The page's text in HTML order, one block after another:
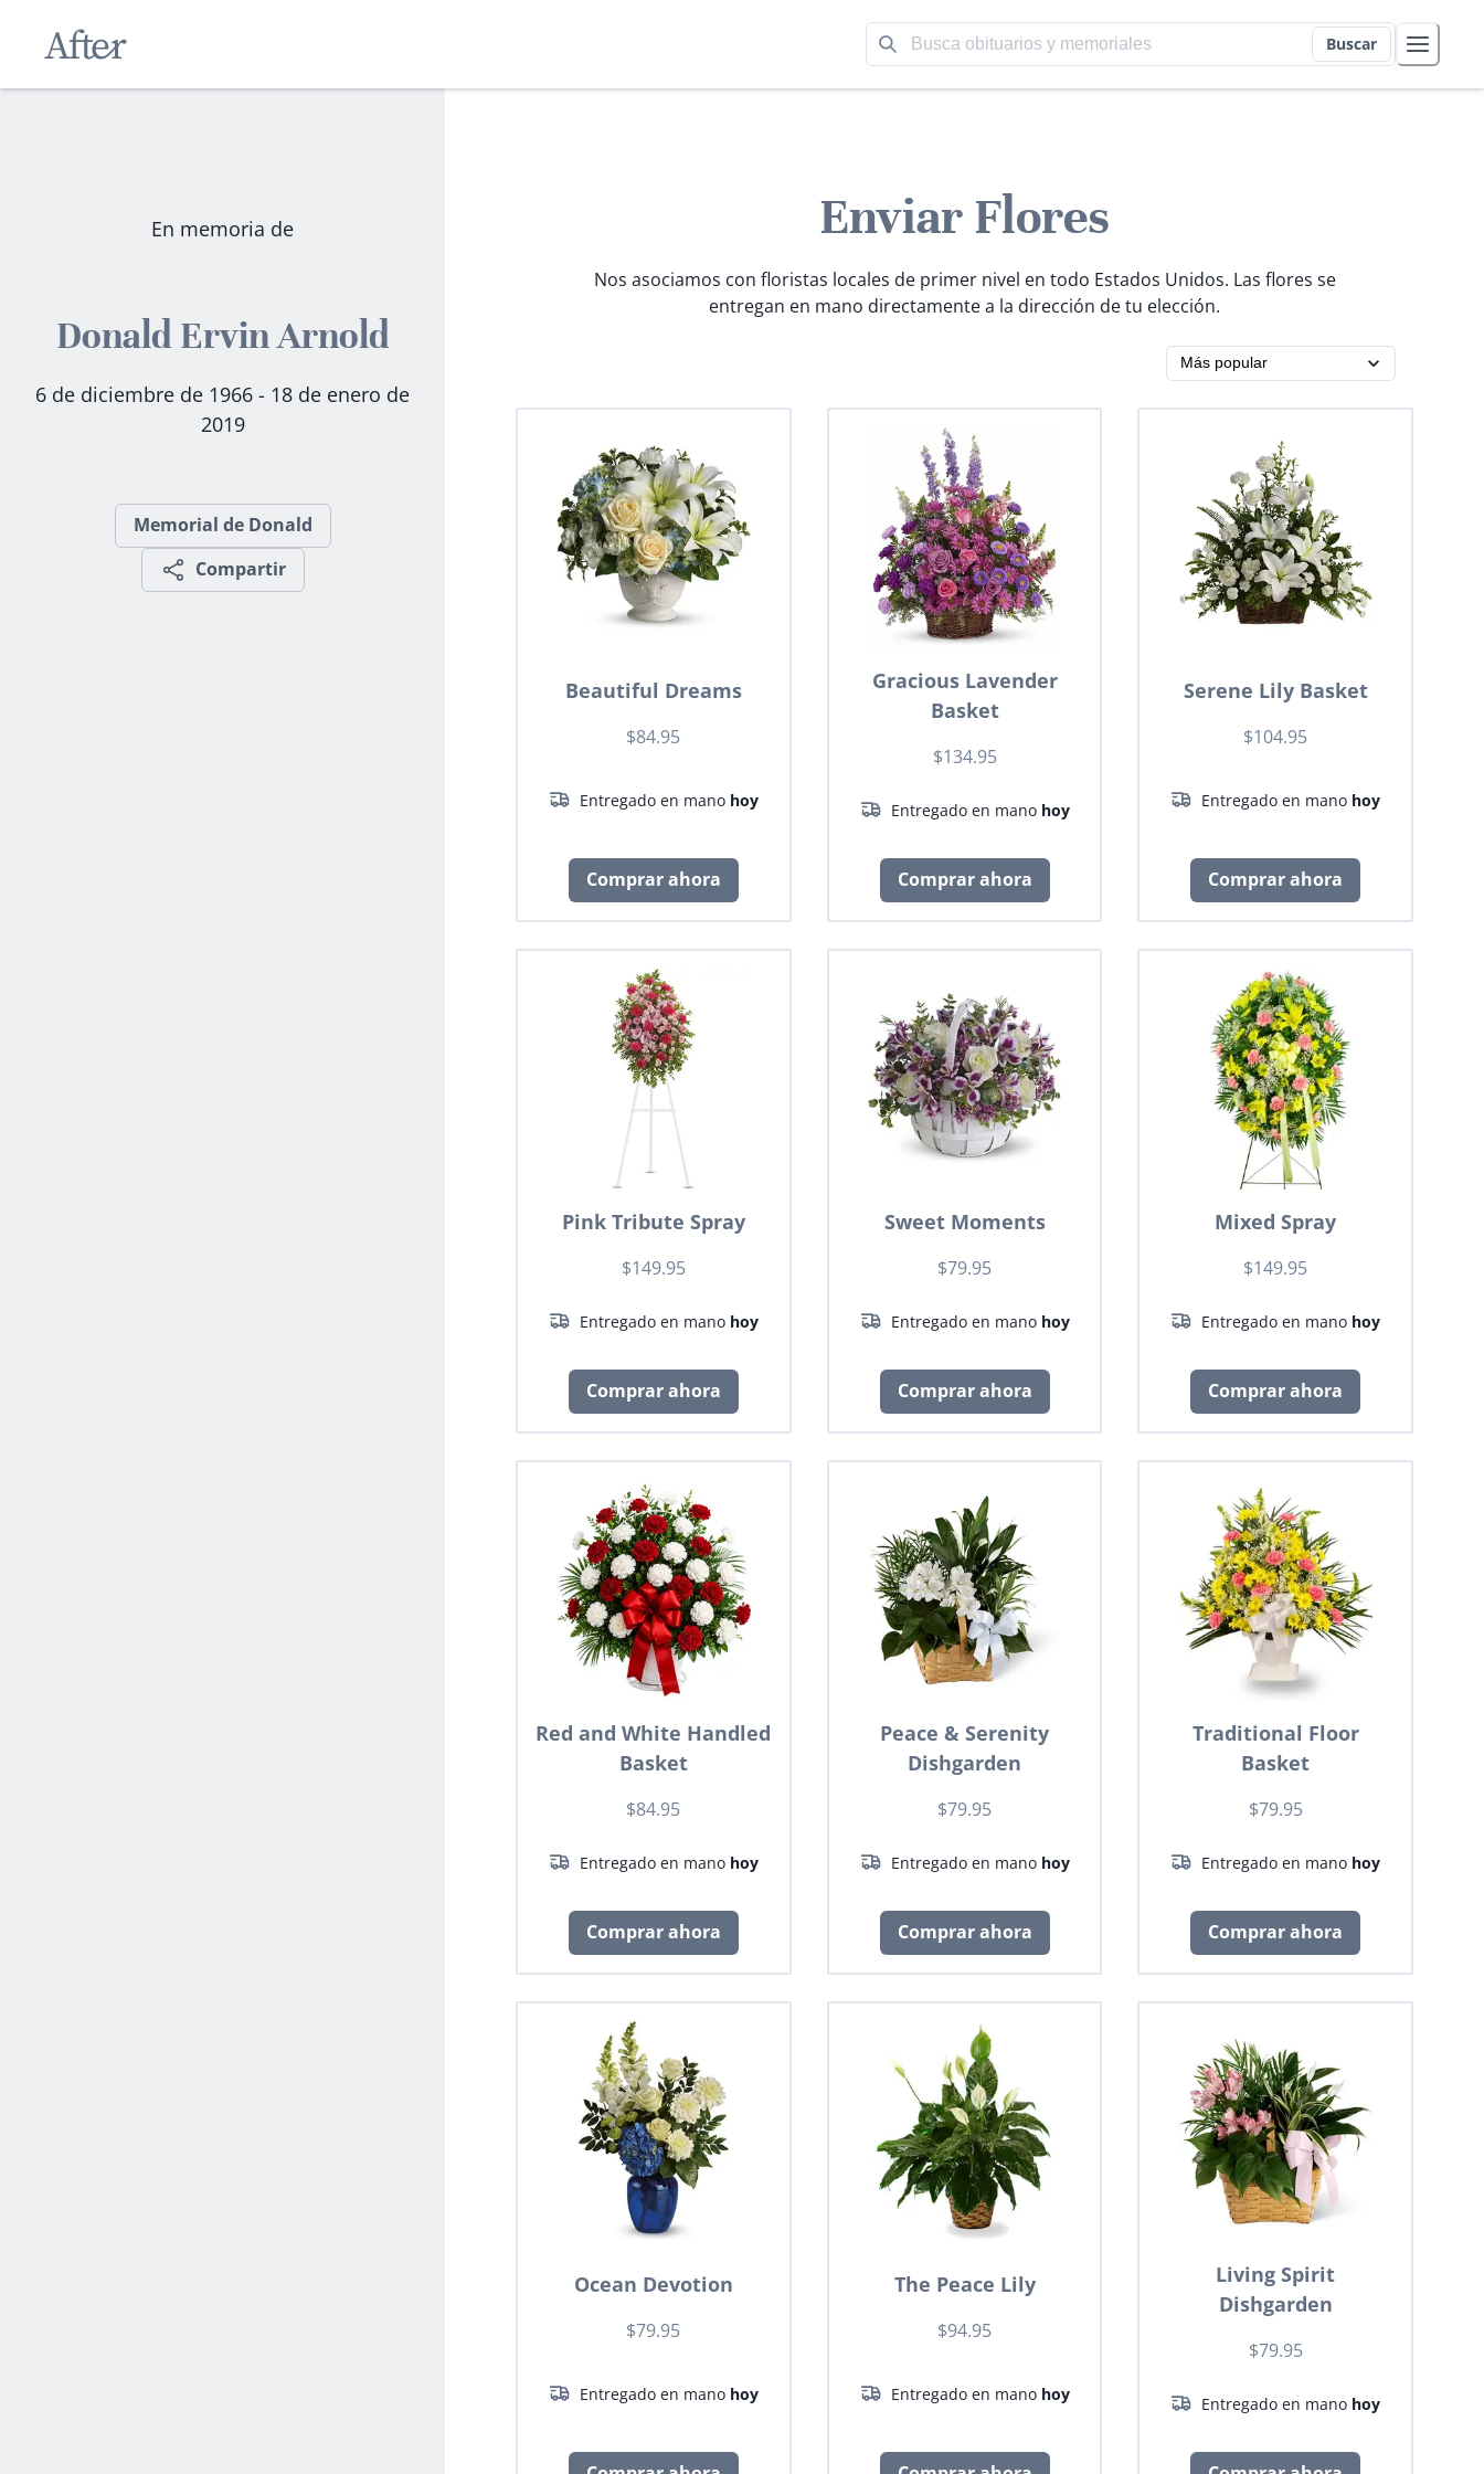
Buscar
En memoria de
Donald Ervin Arnold
6 de diciembre de 1966 - 18 de enero de
2019
Memorial de Donald
Compartir
Enviar Flores
Nos asociamos con floristas locales de primer nivel en todo Estados Unidos. Las flores se
entregan en mano directamente a la dirección de tu elección.
Beautiful Dreams
$84.95
Entregado en mano hoy
Comprar ahora
Gracious Lavender
Basket
$134.95
Entregado en mano hoy
Comprar ahora
Serene Lily Basket
$104.95
Entregado en mano hoy
Comprar ahora
Pink Tribute Spray
$149.95
Entregado en mano hoy
Comprar ahora
Sweet Moments
$79.95
Entregado en mano hoy
Comprar ahora
Mixed Spray
$149.95
Entregado en mano hoy
Comprar ahora
Red and White Handled
Basket
$84.95
Entregado en mano hoy
Comprar ahora
Peace & Serenity
Dishgarden
$79.95
Entregado en mano hoy
Comprar ahora
Traditional Floor
Basket
$79.95
Entregado en mano hoy
Comprar ahora
Ocean Devotion
$79.95
Entregado en mano hoy
The Peace Lily
$94.95
Entregado en mano hoy
Living Spirit
Dishgarden
$79.95
Entregado en mano hoy